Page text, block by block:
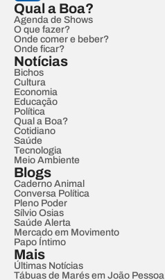
Qual a Boa?
Agenda de Shows
O que fazer?
Onde comer e beber?
Onde ficar?
Notícias
Bichos
Cultura
Economia
Educação
Política
Qual a Boa?
Cotidiano
Saúde
Tecnologia
Meio Ambiente
Blogs
Caderno Animal
Conversa Política
Pleno Poder
Sílvio Osias
Saúde Alerta
Mercado em Movimento
Papo Íntimo
Mais
Últimas Notícias
Tábuas de Marés em João Pessoa